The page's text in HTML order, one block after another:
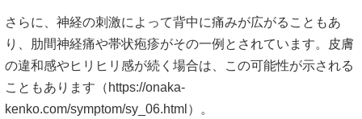
さらに、神経の刺激によって背中に痛みが広がることもあ
り、肋間神経痛や帯状疱疹がその一例とされています。皮膚
の違和感やヒリヒリ感が続く場合は、この可能性が示される
こともあります（ https://onaka-
kenko.com/symptom/sy_06.html）。